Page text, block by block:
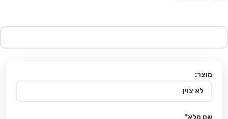
מוצר:
שם מלא*